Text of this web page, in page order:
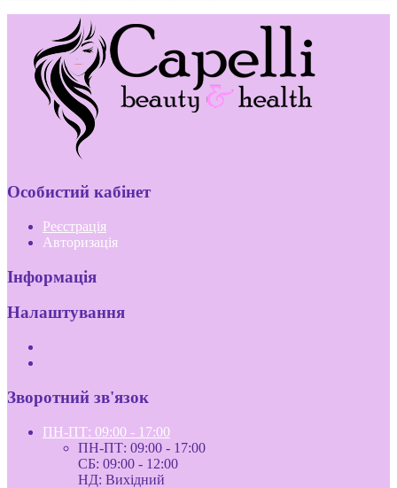
Особистий кабінет
Реєстрація
Авторизація
Інформація
Налаштування
Зворотний зв'язок
ПН-ПТ: 09:00 - 17:00
ПН-ПТ: 09:00 - 17:00
СБ: 09:00 - 12:00
НД: Вихідний